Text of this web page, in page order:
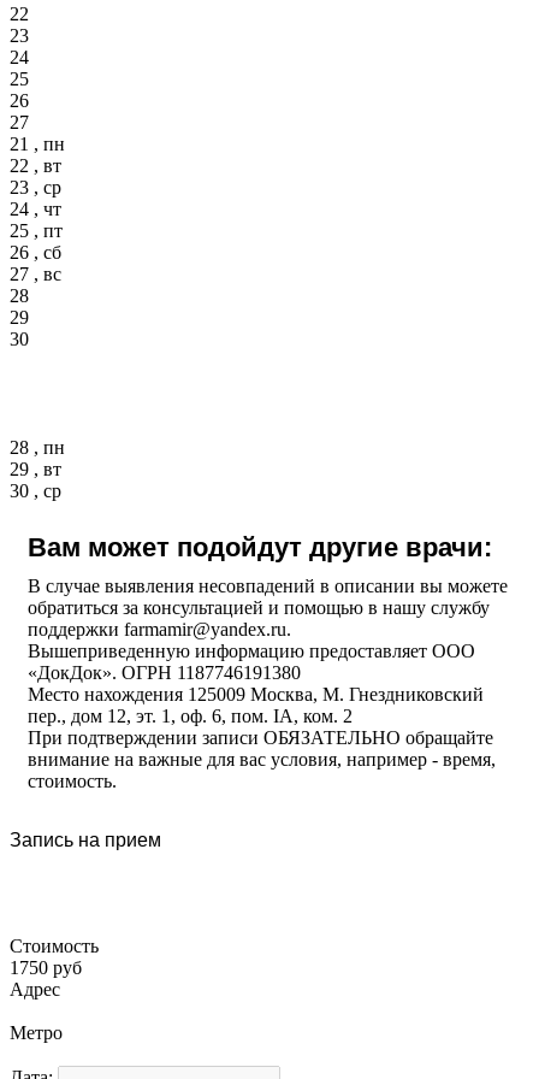
22
23
24
25
26
27
21 , пн
22 , вт
23 , ср
24 , чт
25 , пт
26 , сб
27 , вс
28
29
30
28 , пн
29 , вт
30 , ср
Вам может подойдут другие врачи:
В случае выявления несовпадений в описании вы можете
обратиться за консультацией и помощью в нашу службу
поддержки farmamir@yandex.ru.
Вышеприведенную информацию предоставляет ООО
«ДокДок». ОГРН 1187746191380
Место нахождения 125009 Москва, М. Гнездниковский
пер., дом 12, эт. 1, оф. 6, пом. IA, ком. 2
При подтверждении записи ОБЯЗАТЕЛЬНО обращайте
внимание на важные для вас условия, например - время,
стоимость.
Запись на прием
Стоимость
1750 руб
Адрес
Метро